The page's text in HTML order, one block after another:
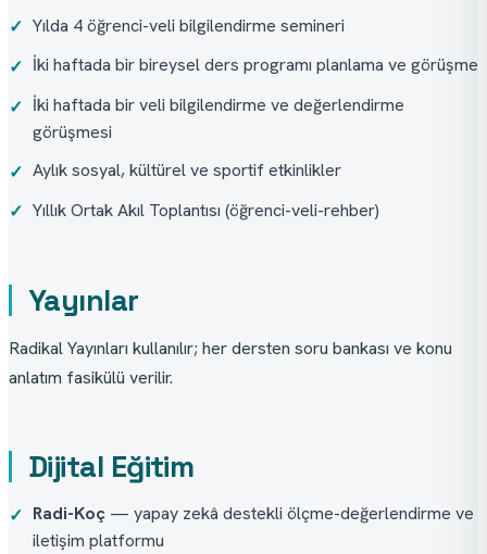
✓ Yılda 4 öğrenci-veli bilgilendirme semineri
✓ İki haftada bir bireysel ders programı planlama ve görüşme
✓ İki haftada bir veli bilgilendirme ve değerlendirme
görüşmesi
✓ Aylık sosyal, kültürel ve sportif etkinlikler
✓ Yıllık Ortak Akıl Toplantısı (öğrenci-veli-rehber)
Yayınlar
Radikal Yayınları kullanılır; her dersten soru bankası ve konu
anlatım fasikülü verilir.
Dijital Eğitim
✓ Radi-Koç — yapay zekâ destekli ölçme-değerlendirme ve
iletişim platformu